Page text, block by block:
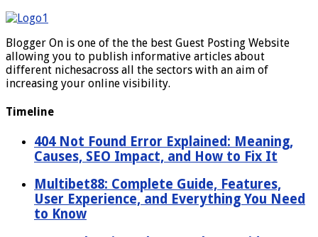
Blogger On is one of the the best Guest Posting Website
allowing you to publish informative articles about
different nichesacross all the sectors with an aim of
increasing your online visibility.
Timeline
404 Not Found Error Explained: Meaning,
Causes, SEO Impact, and How to Fix It
Multibet88: Complete Guide, Features,
User Experience, and Everything You Need
to Know